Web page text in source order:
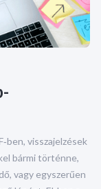
visszajelzések
bármi történne,
vagy egyszerűen